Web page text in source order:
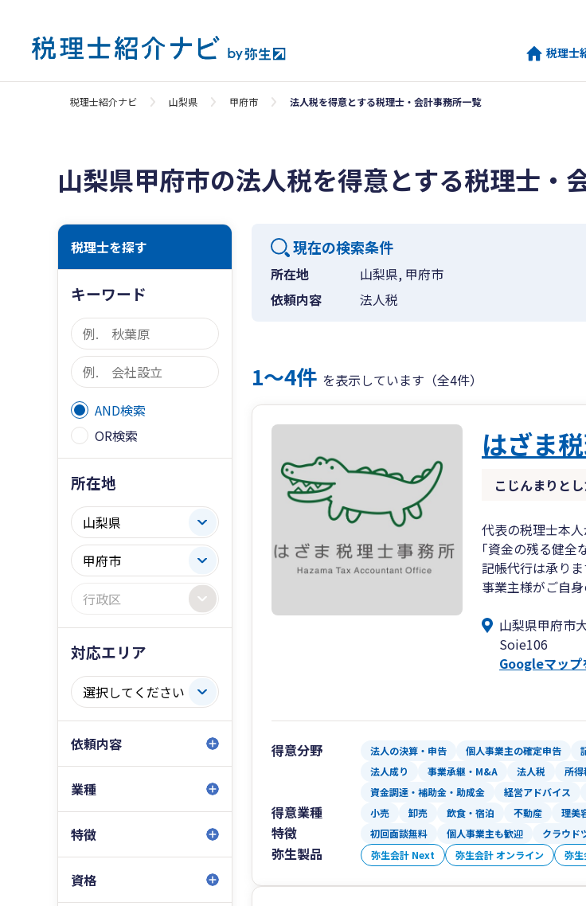
税理士
税理士紹介ナビ 山梨県 甲府市 法人税を得意とする税理士・会計事務所一覧
山梨県甲府市の法人税を得意とする税理士・
税理士を探す
キーワード
AND検索
OR検索
所在地
対応エリア
依頼内容
業種
特徴
資格
現在の検索条件
所在地
山梨県, 甲府市
依頼内容
法人税
1〜4件 を表示しています（全4件）
はざま
こじんまりと
代表の税理士本
｢資金の残る健全
記帳代行は承りま
事業主様がご自
山梨県甲府市
Soie106
Googleマップ
得意分野 法人の決算・申告 個人事業主の確定申告
法人成り
事業承継・M&A 法人税 所得
資金調達・補助金・助成金
経営アドバイス
得意業種 小売 卸売 飲食・宿泊 不動産 理美
特徴 初回面談無料 個人事業主も歓迎 クラウド
弥生製品 弥生会計 Next 弥生会計 オンライン 弥生